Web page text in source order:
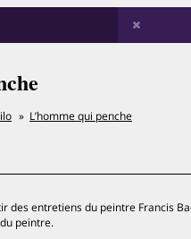
L’homme qui penche
des entretiens du peintre Francis
peintre.